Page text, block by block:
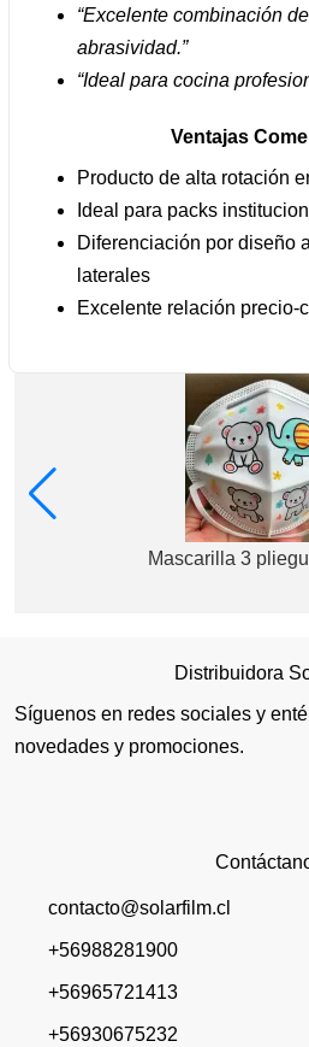
“Excelente combinación
abrasividad.”
“Ideal para cocina
Ventajas
Producto de alta rotación
Ideal para packs
Diferenciación por diseño
laterales
Excelente relación precio-
Mascarilla 3
Distribuidora
Síguenos en redes sociales y
novedades y promociones.
contacto@solarfilm.cl
+56988281900
+56965721413
+56930675232